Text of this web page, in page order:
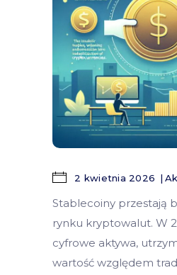
2 kwietnia 2026
Stablecoiny przestają
rynku kryptowalut. W
cyfrowe aktywa,
wartość względem